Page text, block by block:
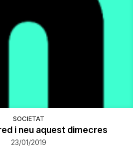
SOCIETAT
i neu aquest dimecres
23/01/2019